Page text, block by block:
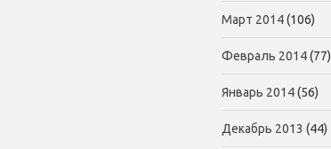
Март 2014(106)
Февраль 2014(77)
Январь 2014(56)
Декабрь 2013 (44)